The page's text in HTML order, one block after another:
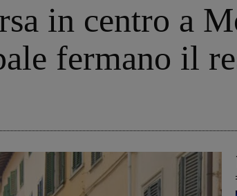
in centro a
fermano il